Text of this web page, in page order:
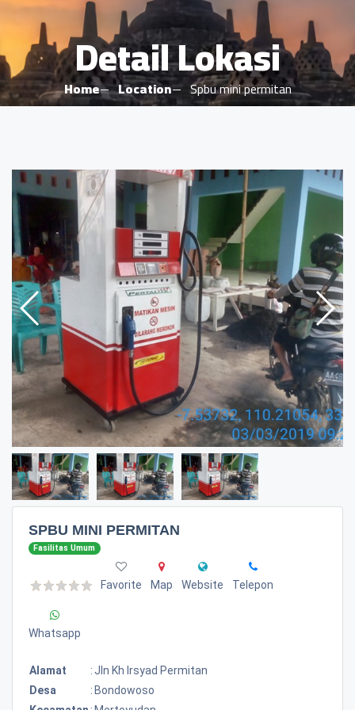
Detail Lokasi
Home Location Spbu mini permitan
SPBU MINI PERMITAN
Fasilitas Umum
Favorite Map Website Telepon
Whatsapp
Alamat : Jln Kh Irsyad Permitan
Desa
: Bondowoso